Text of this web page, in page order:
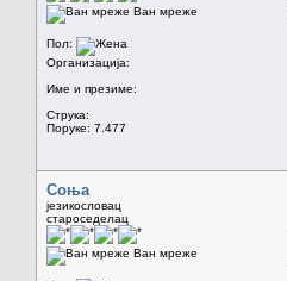
Ван мреже
Пол:
Организација:
Име и презиме:
Струка:
Поруке: 7.477
Соња
језикословац
староседелац
Ван мреже